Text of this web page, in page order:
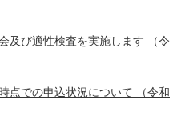
及び適性検査を実施します （令
点での申込状況について （令和